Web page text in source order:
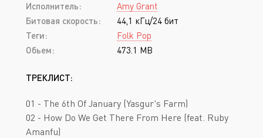
Исполнитель:
Amy Grant
Битовая скорость:
44,1 кГц/24 бит
Теги:
Folk Pop
Обьем:
473.1 MB
ТРЕКЛИСТ:
01 - The 6th Of January (Yasgur's Farm)
02 - How Do We Get There From Here (feat. Ruby
Amanfu)